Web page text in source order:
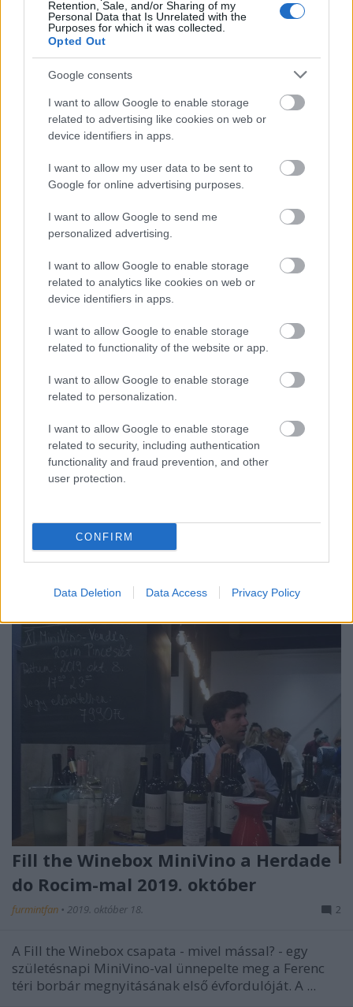
Retention, Sale, and/or Sharing of my
Personal Data that Is Unrelated with the
Purposes for which it was collected.
Opted Out
Google consents
I want to allow Google to enable storage
related to advertising like cookies on web or
device identifiers in apps.
I want to allow my user data to be sent to
Google for online advertising purposes.
I want to allow Google to send me
personalized advertising.
I want to allow Google to enable storage
related to analytics like cookies on web or
device identifiers in apps.
I want to allow Google to enable storage
related to functionality of the website or app.
I want to allow Google to enable storage
related to personalization.
I want to allow Google to enable storage
related to security, including authentication
functionality and fraud prevention, and other
user protection.
CONFIRM
Data Deletion Data Access Privacy Policy
Budavári Borfesztivál 2021
furmintfan•2021. október 04.
Sokáig kétséges volt, hogy 2020-ban is megrendezik-
e a Budavári Palotában a Budapest Borfesztivált, de
Nyári borpár(baj)ok 2021
Ismét meghoztam a szokásos borpárbajos posztot. A
nyári adagot alaposan kibővítettem, így a szokásos
Fill the Winebox MiniVino a Herdade
do Rocim-mal 2019. október
furmintfan • 2019. október 18. 2
A Fill the Winebox csapata - mivel mással? - egy
születésnapi MiniVino-val ünnepelte meg a Ferenc
téri borbár megnyitásának első évfordulóját. A ...